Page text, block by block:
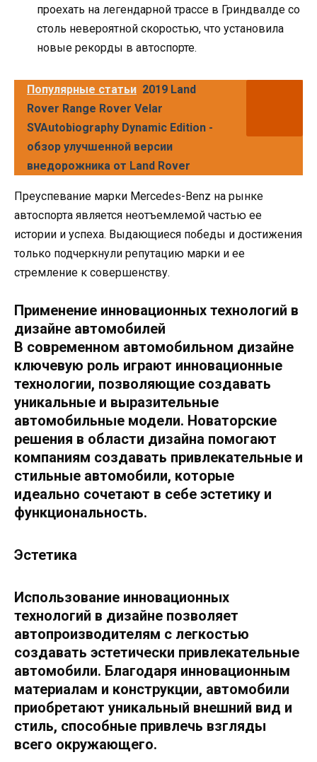
проехать на легендарной трассе в Гриндвалде со
столь невероятной скоростью, что установила
новые рекорды в автоспорте.
Популярные статьи 2019 Land
Rover Range Rover Velar
SVAutobiography Dynamic Edition -
обзор улучшенной версии
внедорожника от Land Rover
Преуспевание марки Mercedes-Benz на рынке
автоспорта является неотъемлемой частью ее
истории и успеха. Выдающиеся победы и достижения
только подчеркнули репутацию марки и ее
стремление к совершенству.
Применение инновационных технологий в
дизайне автомобилей
В современном автомобильном дизайне
ключевую роль играют инновационные
технологии, позволяющие создавать
уникальные и выразительные
автомобильные модели. Новаторские
решения в области дизайна помогают
компаниям создавать привлекательные и
стильные автомобили, которые
идеально сочетают в себе эстетику и
функциональность.
Эстетика
Использование инновационных
технологий в дизайне позволяет
автопроизводителям с легкостью
создавать эстетически привлекательные
автомобили. Благодаря инновационным
материалам и конструкции, автомобили
приобретают уникальный внешний вид и
стиль, способные привлечь взгляды
всего окружающего.